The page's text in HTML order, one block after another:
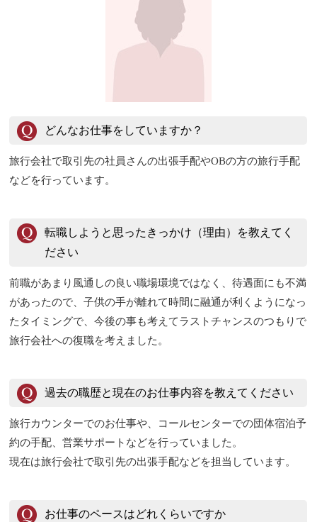
どんなお仕事をしていますか？
旅行会社で取引先の社員さんの出張手配やOBの方の旅行手配
などを行っています。
転職しようと思ったきっかけ（理由）を教えてく
ださい
前職があまり風通しの良い職場環境ではなく、待遇面にも不満
があったので、子供の手が離れて時間に融通が利くようになっ
たタイミングで、今後の事も考えてラストチャンスのつもりで
旅行会社への復職を考えました。
過去の職歴と現在のお仕事内容を教えてください
旅行カウンターでのお仕事や、コールセンターでの団体宿泊予
約の手配、営業サポートなどを行っていました。
現在は旅行会社で取引先の出張手配などを担当しています。
お仕事のペースはどれくらいですか